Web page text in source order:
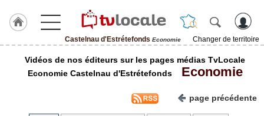
Castelnau d'Estrétefonds Economie
Changer de territoire
J'adhèreVidéos de nos éditeurs sur les pages médias TvLocale
Economie Castelnau d'Estrétefonds
Economie
page précédente